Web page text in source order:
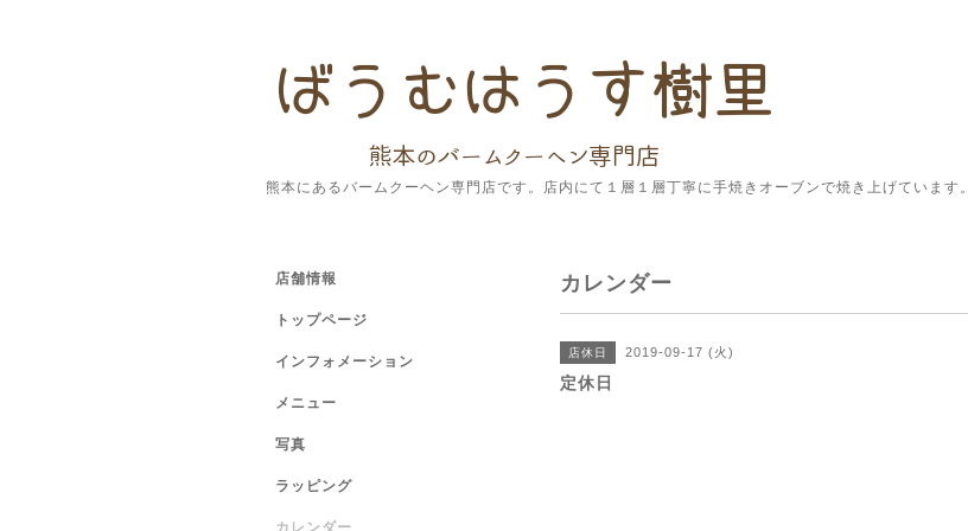
熊本にあるバームクーヘン専門店です。店内にて１層１層丁寧に手焼きオーブンで焼き上げています。
カレンダー
店休日 2019-09-17 (火)
定休日
店舗情報
トップページ
インフォメーション
メニュー
写真
ラッピング
カレンダー